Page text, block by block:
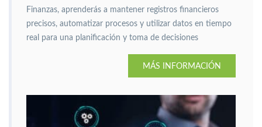
Finanzas, aprenderás a mantener registros financieros
precisos, automatizar procesos y utilizar datos en tiempo
real para una planificación y toma de decisiones
MÁS INFORMACIÓN